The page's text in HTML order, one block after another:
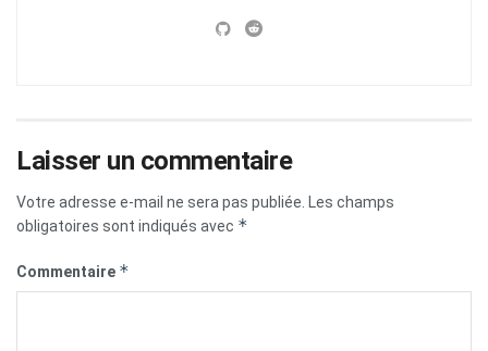
Laisser un commentaire
Votre adresse e-mail ne sera pas publiée.
Les champs
obligatoires sont indiqués avec *
Commentaire *